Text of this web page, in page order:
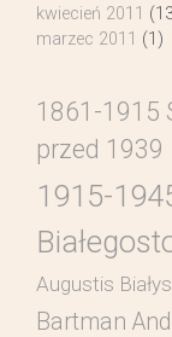
kwiecień 2011
marzec 2011 (1)
1861-1915
przed 1939
1915-
Augustis
Bartman